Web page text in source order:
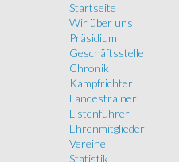
Startseite
Wir über uns
Präsidium
Geschäftsstelle
Chronik
Kampfrichter
Landestrainer
Listenführer
Ehrenmitglieder
Vereine
Statistik